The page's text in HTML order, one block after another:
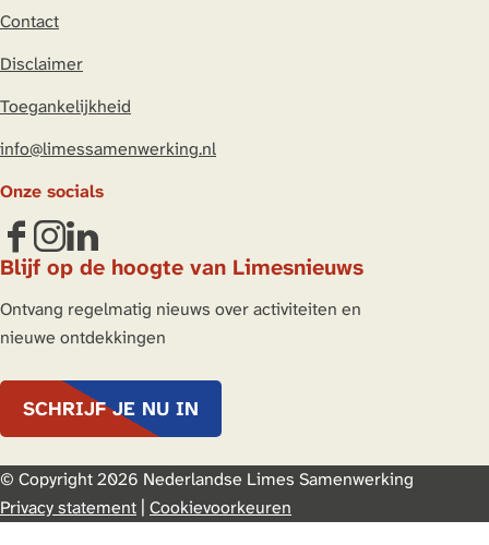
Contact
Disclaimer
Toegankelijkheid
info@limessamenwerking.nl
Onze socials
F
a
c
e
o
L
i
I
n
s
t
r
m
L
L
i
n
k
d
I
L
i
Blijf op de hoogte van Limesnieuws
Ontvang regelmatig nieuws over activiteiten en
nieuwe ontdekkingen
SCHRIJF JE NU IN
© Copyright 2026 Nederlandse Limes Samenwerking
Privacy statement Cookievoorkeuren